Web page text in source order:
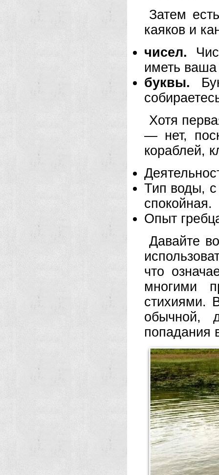
Затем
каяков и
чисел.
иметь
буквы.
Хотя
— нет,
кораблей,
Тип воды, с
спокойная.
Опыт
Давайте
что
многими
стихиями.
обычной,
попадания